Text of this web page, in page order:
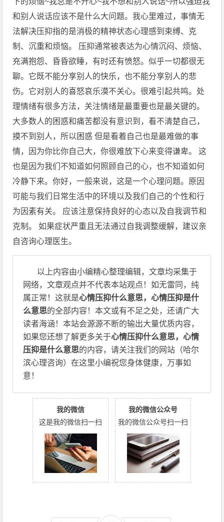
和别人说话应该不是什么大问题。我心里难过，事情无
法解决压抑指的是消极的精神状态心理感到束缚、克
制、沉重和烦恼。 压抑通常被表达为心情沉闷、烦恼、
充满抱怨、昏昏欲睡，有时还有愤怒。似乎一切都很无
聊。它既不能分享别人的快乐，也不能分享别人的悲
伤。它对别人的喜怒哀乐漠不关心。很难引起共鸣。处
理情绪有很多方法，关注情绪是最重要也是最关键的。
大多数人的困惑和痛苦都没有意识到，看不清楚自己，
摸不到别人，所以困惑 但是看着自己也是最难做的事
情，因为你比你自己大，你很难放下心来变得谦卑。 这
也是因为我们不知道如何照顾自己的心，也不知道如何
冷静下来。你好，一般来说，这是一个心理问题。原因
可能与我们日常生活中的环境以及我们自己的个性和行
为因素有关。 应该注意保持良好的心态以及自我调节和
克制。 如果症状严重且无法通过自我调整缓解，建议亲
自咨询心理医生。
以上内容由小编精心整理编辑，文章均采集于
网络，文章观点并不代表本站观点！如无雷同，纯
属正常！这就是心情压抑什么意思，心情压抑是什
么意思的全部内容！本文或有不足之处，还请广大
读者海涵！本站会源源不断的输出大量优质内容，
如果您还想了解更多关于心情压抑什么意思，心情
压抑是什么意思的内容，请关注我们的网站（哈尔
滨心理咨询）在这里小编祝您身体健康，万事如
意！
我的微信
这是我的微信扫一扫
我的微信公众号
我的微信公众号扫一扫